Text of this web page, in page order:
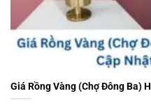
Giá Rồng Vàng (Chợ Đông Ba)